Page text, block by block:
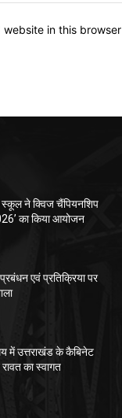
website in this
ने क्विज चैंपियनशिप
का किया आयोजन
एवं प्रतिक्रिया पर
में उत्तराखंड के कैबिनेट
का स्वागत